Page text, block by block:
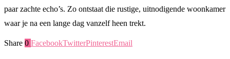
paar zachte echo’s. Zo ontstaat die rustige, uitnodigende woonkamer
waar je na een lange dag vanzelf heen trekt.
Share 0 FacebookTwitterPinterestEmail